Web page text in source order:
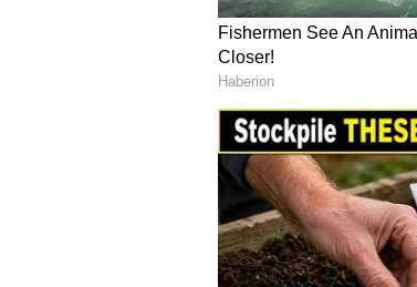
ಸೂಪರ್​ ಟಿಪ್ಸ್​ ಇಲ್ಲಿದೆ.